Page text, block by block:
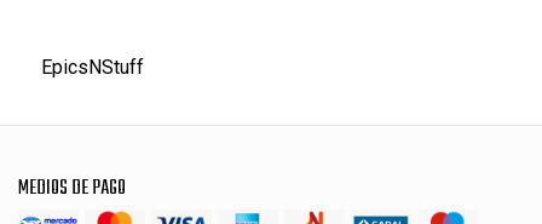
EpicsNStuff
MEDIOS DE PAGO